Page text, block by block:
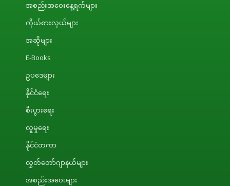
အစည်းအဝေးနေ့ရက်များ
ကိုယ်စားလှယ်များ
အဆိုများ
E-Books
ဥပဒေများ
နိုင်ငံရေး
စီးပွားရေး
လူမှုရေး
နိုင်ငံတကာ
လွှတ်တော်ဂျာနယ်များ
အစည်းအဝေးများ